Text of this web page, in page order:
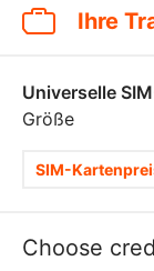
Ihre
Universelle
Größe
SIM-
Choose